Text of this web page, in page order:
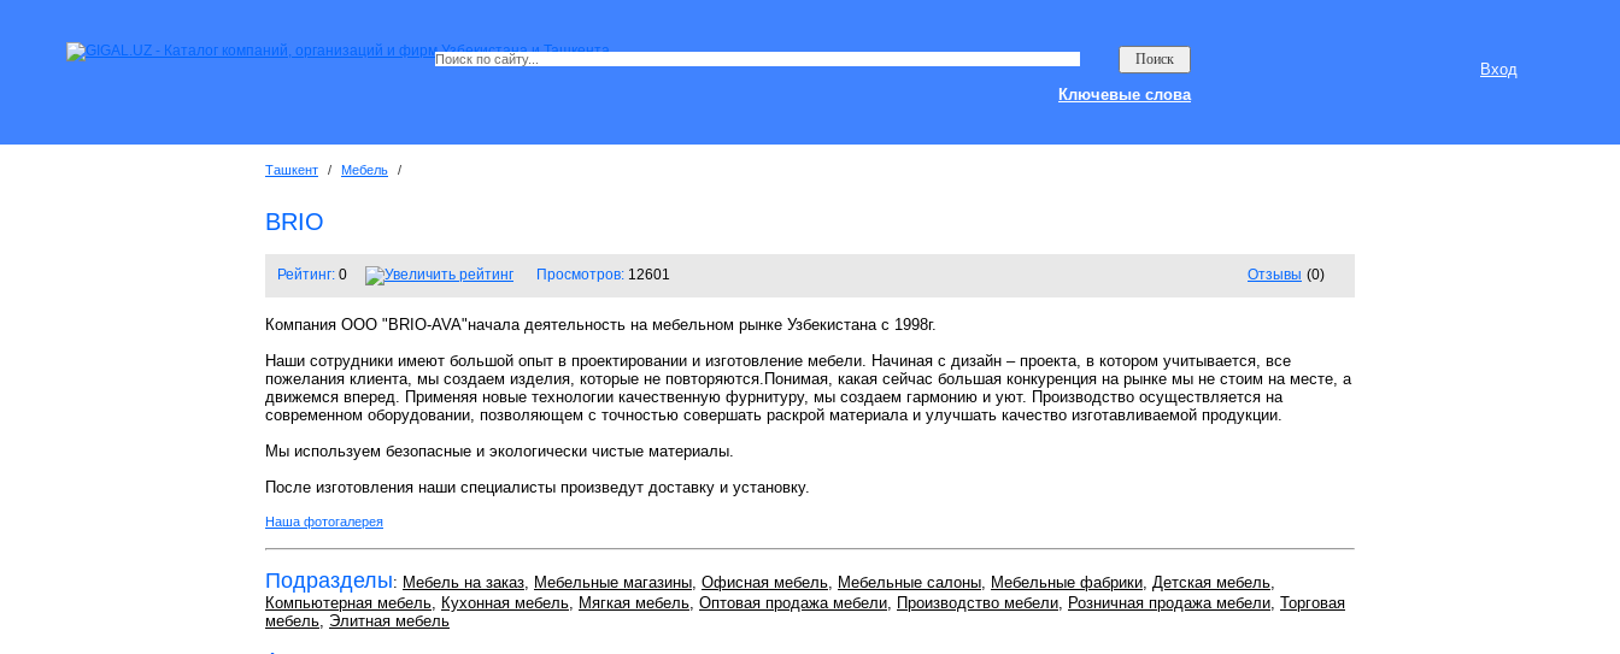
Вход
Ключевые слова
Ташкент / Мебель /
BRIO
Рейтинг: 0 Просмотров: 12601 Отзывы (0)
Компания OOO "BRIO-AVA"начала деятельность на мебельном рынке Узбекистана с 1998г.
Наши сотрудники имеют большой опыт в проектировании и изготовление мебели. Начиная с дизайн – проекта, в котором учитывается, все
пожелания клиента, мы создаем изделия, которые не повторяются.Понимая, какая сейчас большая конкуренция на рынке мы не стоим на месте, а
движемся вперед. Применяя новые технологии качественную фурнитуру, мы создаем гармонию и уют. Производство осуществляется на
современном оборудовании, позволяющем с точностью совершать раскрой материала и улучшать качество изготавливаемой продукции.
Мы используем безопасные и экологически чистые материалы.
После изготовления наши специалисты произведут доставку и установку.
Наша фотогалерея
Подразделы: Мебель на заказ, Мебельные магазины, Офисная мебель, Мебельные салоны, Мебельные фабрики, Детская мебель,
Компьютерная мебель, Кухонная мебель, Мягкая мебель, Оптовая продажа мебели, Производство мебели, Розничная продажа мебели, Торговая
мебель, Элитная мебель